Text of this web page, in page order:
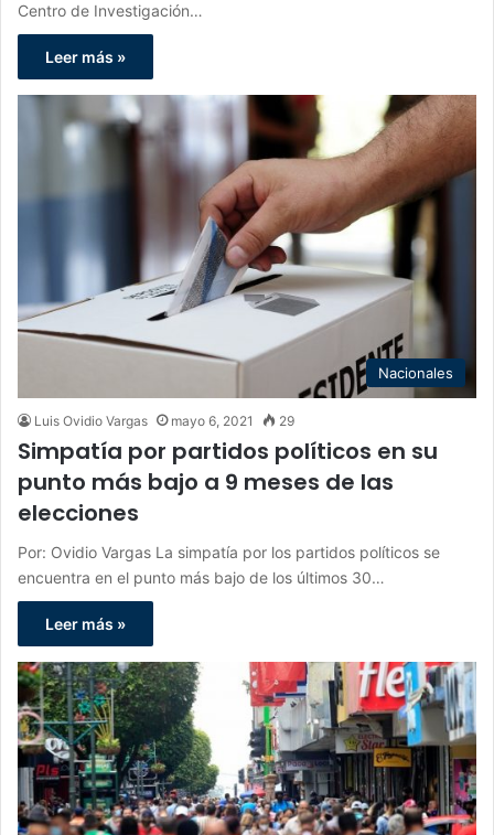
Centro de Investigación…
Leer más »
Nacionales
Luis Ovidio Vargas mayo 6, 2021 29
Simpatía por partidos políticos en su
punto más bajo a 9 meses de las
elecciones
Por: Ovidio Vargas La simpatía por los partidos políticos se
encuentra en el punto más bajo de los últimos 30…
Leer más »